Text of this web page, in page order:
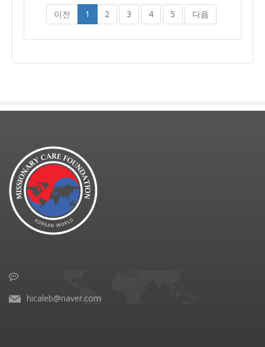
이전 1 2 3 4 5 다음
hicaleb@naver.com